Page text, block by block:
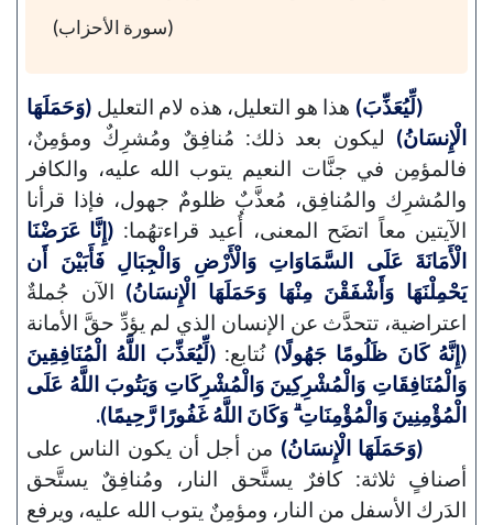
(سورة الأحزاب)
(لِّيُعَذِّبَ) هذا هو التعليل، هذه لام التعليل (وَحَمَلَهَا
الْإِنسَانُ) ليكون بعد ذلك: مُنافِقٌ ومُشرِكٌ ومؤمِنٌ،
فالمؤمِن في جنَّات النعيم يتوب الله عليه، والكافر
والمُشرِك والمُنافِق، مُعذَّبٌ ظلومٌ جهول، فإذا قرأنا
الآيتين معاً اتضَح المعنى، أُعيد قراءتهُما: (إِنَّا عَرَضْنَا
الْأَمَانَةَ عَلَى السَّمَاوَاتِ وَالْأَرْضِ وَالْجِبَالِ فَأَبَيْنَ أَن
يَحْمِلْنَهَا وَأَشْفَقْنَ مِنْهَا وَحَمَلَهَا الْإِنسَانُ) الآن جُملةٌ
اعتراضية، تتحدَّث عن الإنسان الذي لم يؤدِّ حقَّ الأمانة
(إِنَّهُ كَانَ ظَلُومًا جَهُولًا)نُتابع:(لِّيُعَذِّبَ اللَّهُ الْمُنَافِقِينَ
وَالْمُنَافِقَاتِ وَالْمُشْرِكِينَ وَالْمُشْرِكَاتِ وَيَتُوبَ اللَّهُ عَلَى
الْمُؤْمِنِينَ وَالْمُؤْمِنَاتِ ۗ وَكَانَ اللَّهُ غَفُورًا رَّحِيمًا).
(وَحَمَلَهَا الْإِنسَانُ) من أجل أن يكون الناس على
أصنافٍ ثلاثة: كافرٌ يستَّحق النار، ومُنافِقٌ يستَّحق
الدَرك الأسفل من النار، ومؤمِنٌ يتوب الله عليه، ويرفع